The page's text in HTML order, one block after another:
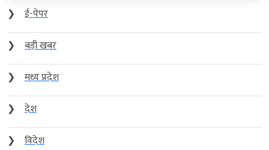
❯
ई-पेपर
❯
बड़ी खबर
❯
मध्य प्रदेश
❯
देश
❯
विदेश